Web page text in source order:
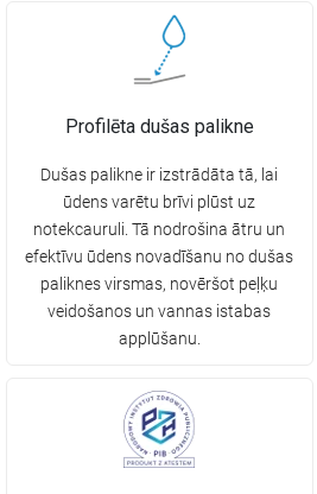
Profilēta dušas palikne
Dušas palikne ir izstrādāta tā, lai
ūdens varētu brīvi plūst uz
notekcauruli. Tā nodrošina ātru un
efektīvu ūdens novadīšanu no dušas
paliknes virsmas, novēršot peļķu
veidošanos un vannas istabas
applūšanu.